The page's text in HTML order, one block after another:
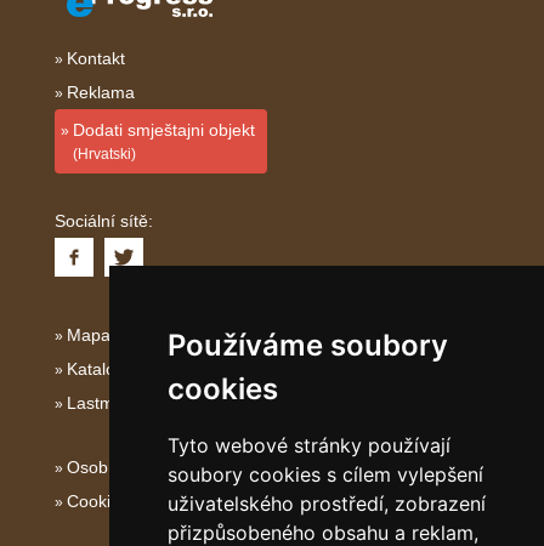
Používáme soubory
cookies
Tyto webové stránky používají
soubory cookies s cílem vylepšení
uživatelského prostředí, zobrazení
přizpůsobeného obsahu a reklam,
Kontakt
Reklama
Dodati smještajni objekt
(Hrvatski)
Sociální sítě:
Mapa serveru Kvarner
Katalog ubytování Kvarner
Lastminute Kvarner
Osobní údaje
Cookies